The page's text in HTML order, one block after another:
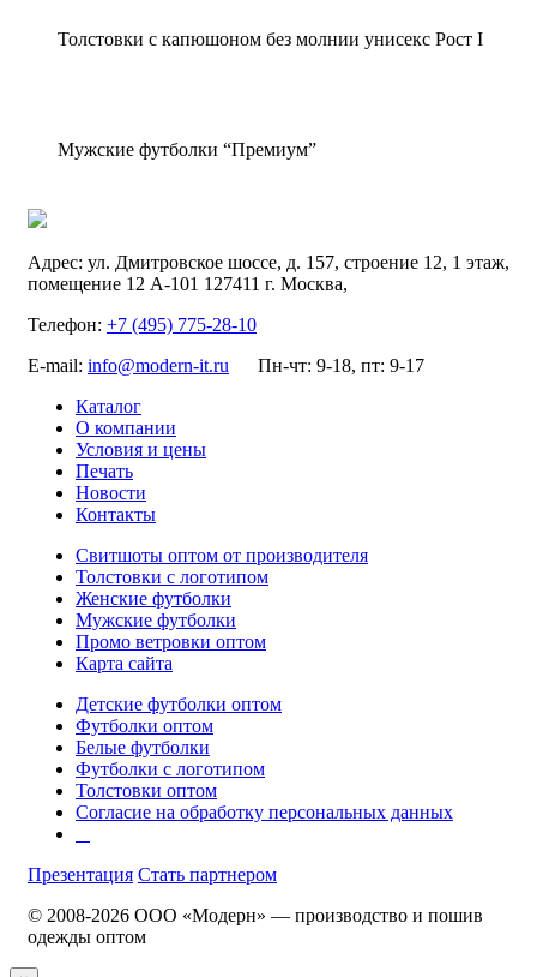
Толстовки с капюшоном без молнии унисекс Рост I
Мужские футболки “Премиум”
Адрес: ул. Дмитровское шоссе, д. 157, строение 12, 1 этаж,
помещение 12 А-101 127411 г. Москва,
Телефон: +7 (495) 775-28-10
E-mail: info@modern-it.ru
Пн-чт: 9-18, пт: 9-17
Каталог
О компании
Условия и цены
Печать
Новости
Контакты
Свитшоты оптом от производителя
Толстовки с логотипом
Женские футболки
Мужские футболки
Промо ветровки оптом
Карта сайта
Детские футболки оптом
Футболки оптом
Белые футболки
Футболки с логотипом
Толстовки оптом
Согласие на обработку персональных данных
Презентация Стать партнером
© 2008-2026 ООО «Модерн» — производство и пошив
одежды оптом